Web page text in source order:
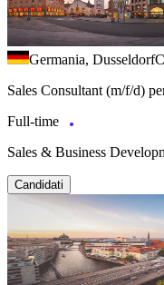
Germania, Dusseldorf
Sales Consultant (m/f/d)
Full-time
Sales & Business
Candidati